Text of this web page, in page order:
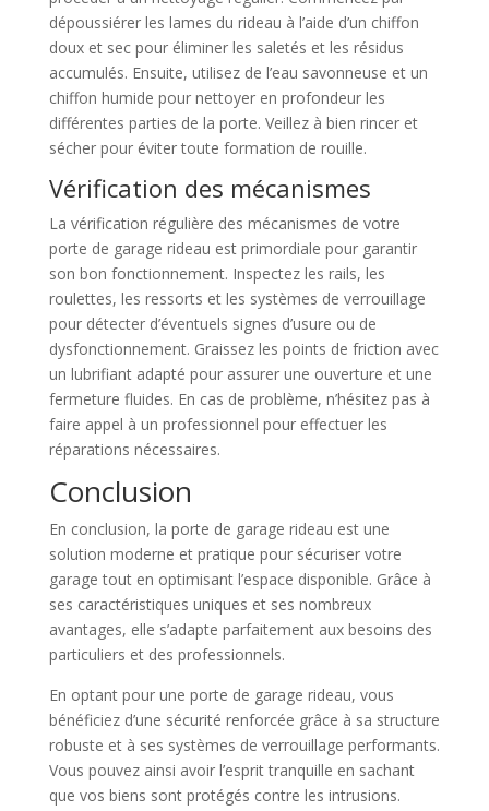
dépoussiérer les lames du rideau à l’aide d’un chiffon
doux et sec pour éliminer les saletés et les résidus
accumulés. Ensuite, utilisez de l’eau savonneuse et un
chiffon humide pour nettoyer en profondeur les
différentes parties de la porte. Veillez à bien rincer et
sécher pour éviter toute formation de rouille.
Vérification des mécanismes
La vérification régulière des mécanismes de votre
porte de garage rideau est primordiale pour garantir
son bon fonctionnement. Inspectez les rails, les
roulettes, les ressorts et les systèmes de verrouillage
pour détecter d’éventuels signes d’usure ou de
dysfonctionnement. Graissez les points de friction avec
un lubrifiant adapté pour assurer une ouverture et une
fermeture fluides. En cas de problème, n’hésitez pas à
faire appel à un professionnel pour effectuer les
réparations nécessaires.
Conclusion
En conclusion, la porte de garage rideau est une
solution moderne et pratique pour sécuriser votre
garage tout en optimisant l’espace disponible. Grâce à
ses caractéristiques uniques et ses nombreux
avantages, elle s’adapte parfaitement aux besoins des
particuliers et des professionnels.
En optant pour une porte de garage rideau, vous
bénéficiez d’une sécurité renforcée grâce à sa structure
robuste et à ses systèmes de verrouillage performants.
Vous pouvez ainsi avoir l’esprit tranquille en sachant
que vos biens sont protégés contre les intrusions.